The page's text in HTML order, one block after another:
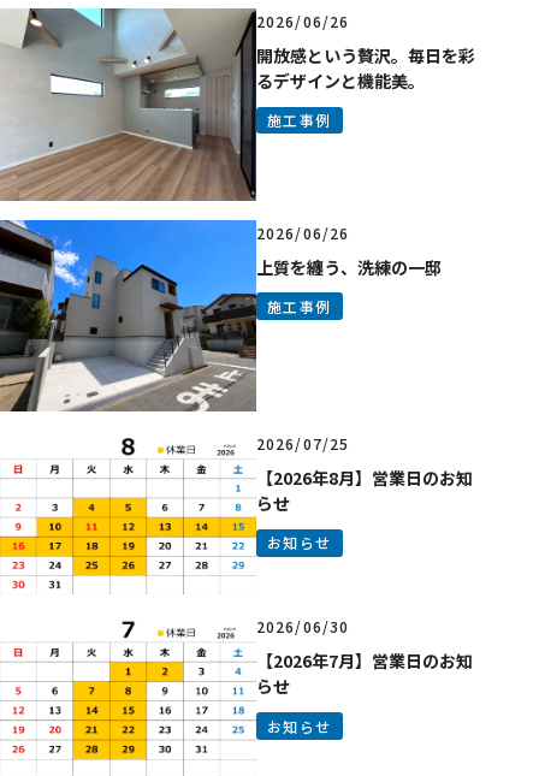
2026/06/26
開放感という贅沢。毎日を彩
るデザインと機能美。
施工事例
2026/06/26
上質を纏う、洗練の一邸
施工事例
2026/07/25
【2026年8月】営業日のお知
らせ
お知らせ
2026/06/30
【2026年7月】営業日のお知
らせ
お知らせ